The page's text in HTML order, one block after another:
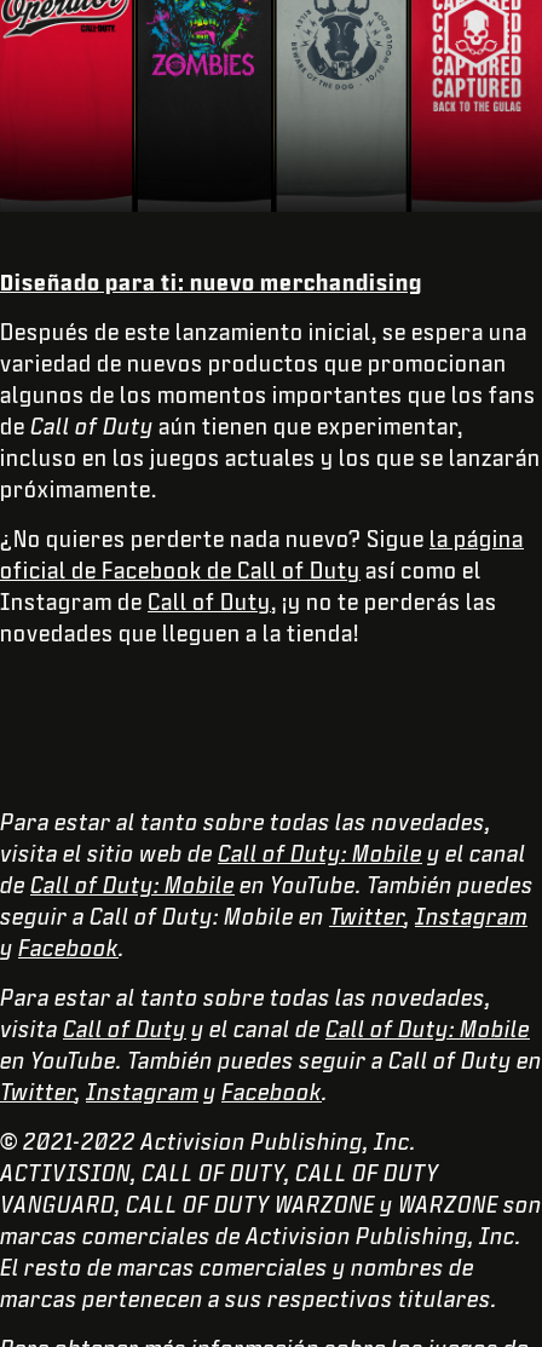
Diseñado para ti: nuevo merchandising
Después de este lanzamiento inicial, se espera una
variedad de nuevos productos que promocionan
algunos de los momentos importantes que los fans
de Call of Duty aún tienen que experimentar,
incluso en los juegos actuales y los que se lanzarán
próximamente.
¿No quieres perderte nada nuevo? Sigue la página
oficial de Facebook de Call of Duty así como el
Instagram de Call of Duty, ¡y no te perderás las
novedades que lleguen a la tienda!
Para estar al tanto sobre todas las novedades,
visita el sitio web de Call of Duty: Mobile y el canal
de Call of Duty: Mobile en YouTube. También puedes
seguir a Call of Duty: Mobile en Twitter, Instagram
y Facebook.
Para estar al tanto sobre todas las novedades,
visita Call of Duty y el canal de Call of Duty: Mobile
en YouTube. También puedes seguir a Call of Duty en
Twitter, Instagram y Facebook.
© 2021-2022 Activision Publishing, Inc.
ACTIVISION, CALL OF DUTY, CALL OF DUTY
VANGUARD, CALL OF DUTY WARZONE y WARZONE son
marcas comerciales de Activision Publishing, Inc.
El resto de marcas comerciales y nombres de
marcas pertenecen a sus respectivos titulares.